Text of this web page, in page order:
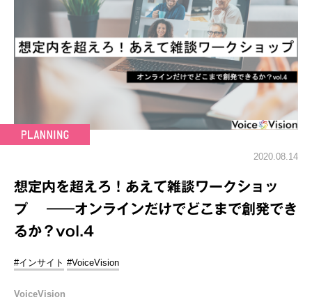
2020.08.14
想定内を超えろ！あえて雑談ワークショッ
プ ――オンラインだけでどこまで創発でき
るか？vol.4
#インサイト #VoiceVision
VoiceVision